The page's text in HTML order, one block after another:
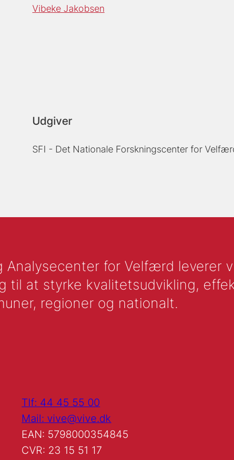
Vibeke Jakobsen
Udgiver
SFI - Det Nationale Forskningscenter for
Analysecenter for Velfærd leverer
til at styrke kvalitetsudvikling,
regioner og nationalt.
Tlf: 44 45 55 00
Mail: vive@vive.dk
EAN: 5798000354845
CVR: 23 15 51 17